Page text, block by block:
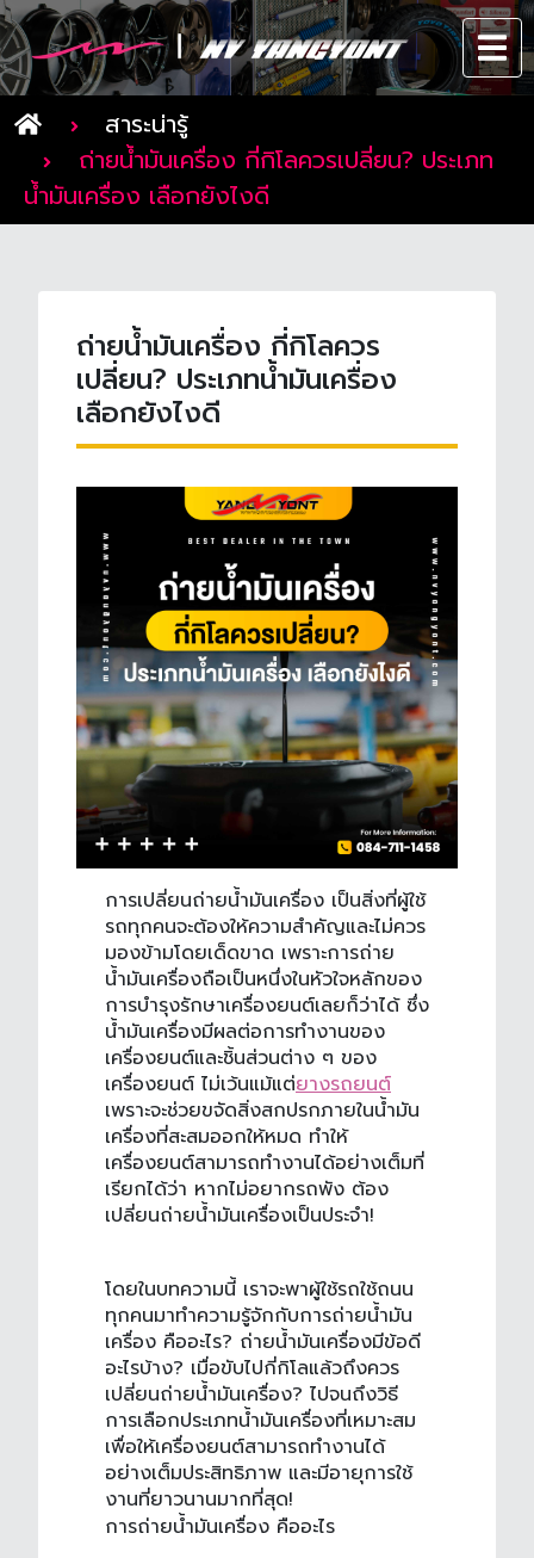
สาระน่ารู้
ถ่ายน้ำมันเครื่อง กี่กิโลควรเปลี่ยน? ประเภท
น้ำมันเครื่อง เลือกยังไงดี
ถ่ายน้ำมันเครื่อง กี่กิโลควร
เปลี่ยน? ประเภทน้ำมันเครื่อง
เลือกยังไงดี
การเปลี่ยนถ่ายน้ำมันเครื่อง เป็นสิ่งที่ผู้ใช้
รถทุกคนจะต้องให้ความสำคัญและไม่ควร
มองข้ามโดยเด็ดขาด เพราะการถ่าย
น้ำมันเครื่องถือเป็นหนึ่งในหัวใจหลักของ
การบำรุงรักษาเครื่องยนต์เลยก็ว่าได้ ซึ่ง
น้ำมันเครื่องมีผลต่อการทำงานของ
เครื่องยนต์และชิ้นส่วนต่าง ๆ ของ
เครื่องยนต์ ไม่เว้นแม้แต่ยางรถยนต์
เพราะจะช่วยขจัดสิ่งสกปรกภายในน้ำมัน
เครื่องที่สะสมออกให้หมด ทำให้
เครื่องยนต์สามารถทำงานได้อย่างเต็มที่
เรียกได้ว่า หากไม่อยากรถพัง ต้อง
เปลี่ยนถ่ายน้ำมันเครื่องเป็นประจำ!
โดยในบทความนี้ เราจะพาผู้ใช้รถใช้ถนน
ทุกคนมาทำความรู้จักกับการถ่ายน้ำมัน
เครื่อง คืออะไร? ถ่ายน้ำมันเครื่องมีข้อดี
อะไรบ้าง? เมื่อขับไปกี่กิโลแล้วถึงควร
เปลี่ยนถ่ายน้ำมันเครื่อง? ไปจนถึงวิธี
การเลือกประเภทน้ำมันเครื่องที่เหมาะสม
เพื่อให้เครื่องยนต์สามารถทำงานได้
อย่างเต็มประสิทธิภาพ และมีอายุการใช้
งานที่ยาวนานมากที่สุด!
การถ่ายน้ำมันเครื่อง คืออะไร